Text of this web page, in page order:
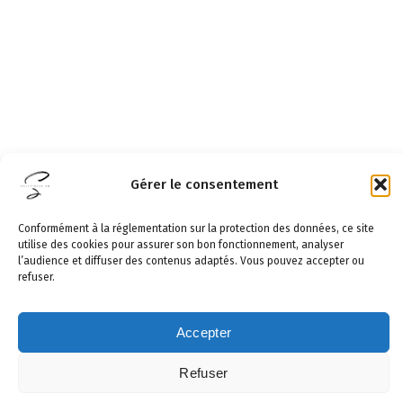
Gérer le consentement
Conformément à la réglementation sur la protection des données, ce site
utilise des cookies pour assurer son bon fonctionnement, analyser
l’audience et diffuser des contenus adaptés. Vous pouvez accepter ou
refuser.
Accepter
Refuser